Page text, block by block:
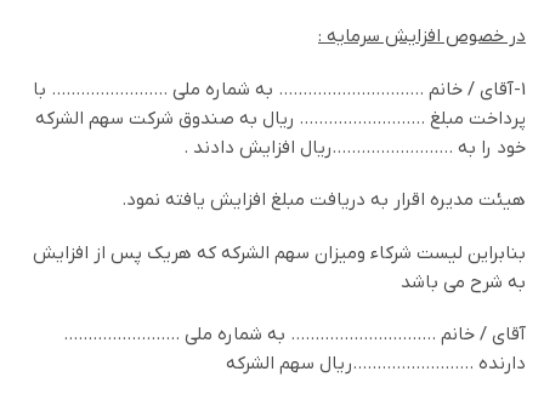
در خصوص افزايش سرمايه :
1-آقای / خانم ………………………… به شماره ملي …………………… با
پرداخت مبلغ …………………….. ریال به صندوق شرکت سهم الشرکه
خود را به …………………….ریال افزایش دادند .
هیئت مدیره اقرار به دریافت مبلغ افزایش یافته نمود.
بنابراين ليست شرکاء وميزان سهم الشرکه که هريک پس از افزايش
به شرح مي باشد
آقای / خانم ………………………… به شماره ملي ……………………
دارنده …………………….ريال سهم الشرکه